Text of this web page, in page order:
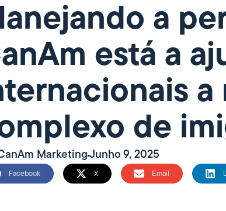
a
está a
a
de
Marketing Junho 9, 2025
Facebook X Email